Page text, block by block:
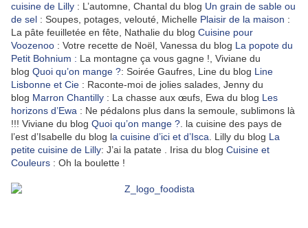
cuisine de Lilly : L’automne, Chantal du blog Un grain de sable ou
de sel : Soupes, potages, velouté, Michelle Plaisir de la maison :
La pâte feuilletée en fête, Nathalie du blog Cuisine pour
Voozenoo : Votre recette de Noël, Vanessa du blog La popote du
Petit Bohnium : La montagne ça vous gagne !, Viviane du
blog Quoi qu’on mange ?: Soirée Gaufres, Line du blog Line
Lisbonne et Cie : Raconte-moi de jolies salades, Jenny du
blog Marron Chantilly : La chasse aux œufs, Ewa du blog Les
horizons d’Ewa : Ne pédalons plus dans la semoule, sublimons là
!!! Viviane du blog Quoi qu’on mange ? . la cuisine des pays de
l’est d’Isabelle du blog la cuisine d’ici et d’Isca . Lilly du blog La
petite cuisine de Lilly: J’ai la patate . Irisa du blog Cuisine et
Couleurs : Oh la boulette !